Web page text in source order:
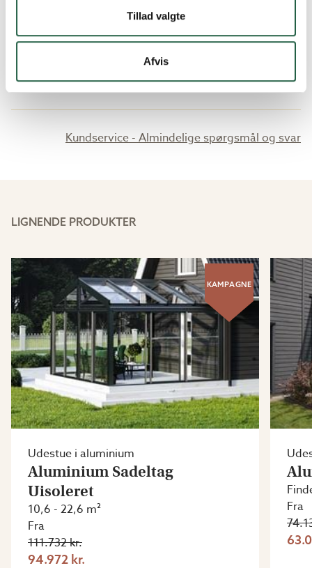
Tillad valgte
Afvis
mellem tagplade og dræningsliste?
Kan man save i kanalplasttaget?
Kundservice - Almindelige spørgsmål og svar
LIGNENDE PRODUKTER
KAMPAGNE
Udestue i aluminium
Aluminium Sadeltag
Uisoleret
10,6 - 22,6 m²
Fra
111.732 kr.
94.972 kr.
Fra